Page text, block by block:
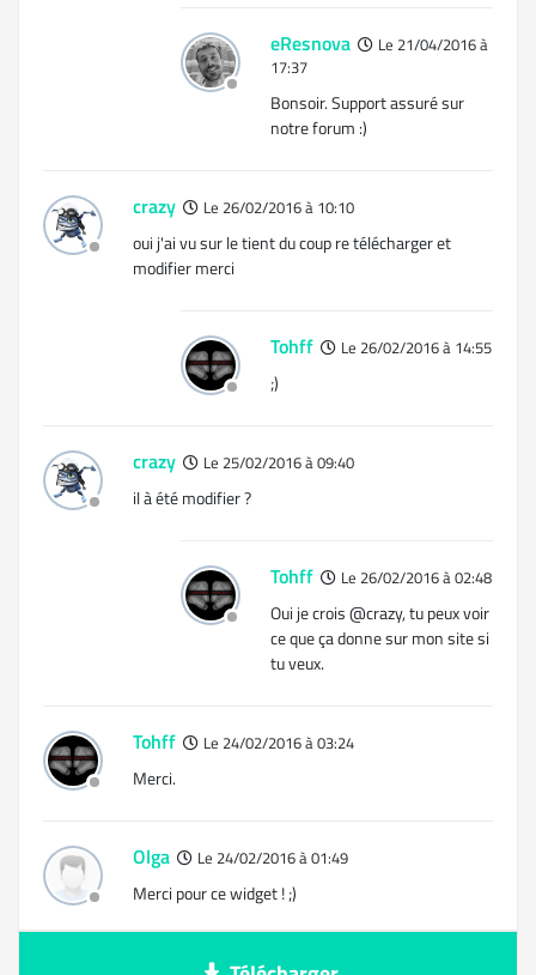
eResnova
Le 21/04/2016 à
17:37
Bonsoir. Support assuré sur
notre forum :)
crazy Le 26/02/2016 à 10:10
oui j'ai vu sur le tient du coup re télécharger et
modifier merci
Tohff Le 26/02/2016 à 14:55
;)
crazy Le 25/02/2016 à 09:40
il à été modifier ?
Tohff Le 26/02/2016 à 02:48
Oui je crois @crazy, tu peux voir
ce que ça donne sur mon site si
tu veux.
Tohff Le 24/02/2016 à 03:24
Merci.
Olga Le 24/02/2016 à 01:49
Merci pour ce widget ! ;)